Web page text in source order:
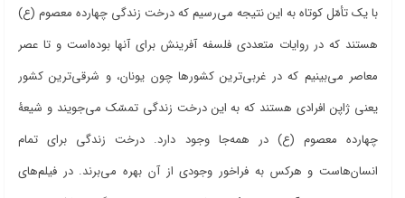
با یک تأمّل کوتاه به این نتیجه میرسیم که درخت زندگی چهارده معصوم (ع)
هستند که در روایات متعددی فلسفه آفرینش برای آنها بودهاست و تا عصر
معاصر میبینیم که در غربیترین کشورها چون یونان، و شرقیترین کشور
یعنی ژاپن افرادی هستند که به این درخت زندگی تمسّک میجویند و شیعۀ
چهارده معصوم (ع) در همهجا وجود دارد. درخت زندگی برای تمام
انسانهاست و هرکس به فراخور وجودی از آن بهره میبرند. در فیلمهای